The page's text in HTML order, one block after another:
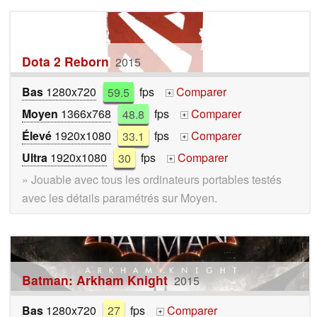
Dota 2 Reborn 2015
Bas 1280x720 59.5 fps +
Comparer
Moyen 1366x768 48.8 fps +
Comparer
Élevé 1920x1080 33.1 fps +
Comparer
Ultra 1920x1080 30 fps +
Comparer
» Jouable avec tous les ordinateurs portables testés
avec les détails paramétrés sur Moyen.
Batman: Arkham Knight 2015
Bas 1280x720 27 fps + Comparer